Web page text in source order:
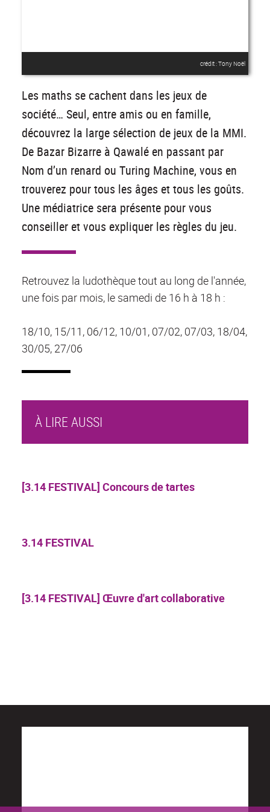
crédit : Tony Noël
Les maths se cachent dans les jeux de
société… Seul, entre amis ou en famille,
découvrez la large sélection de jeux de la MMI.
De Bazar Bizarre à Qawalé en passant par
Nom d’un renard ou Turing Machine, vous en
trouverez pour tous les âges et tous les goûts.
Une médiatrice sera présente pour vous
conseiller et vous expliquer les règles du jeu.
Retrouvez la ludothèque tout au long de l'année,
une fois par mois, le samedi de 16 h à 18 h :
18/10, 15/11, 06/12, 10/01, 07/02, 07/03, 18/04,
30/05, 27/06
À LIRE AUSSI
[3.14 FESTIVAL] Concours de tartes
3.14 FESTIVAL
[3.14 FESTIVAL] Œuvre d'art collaborative